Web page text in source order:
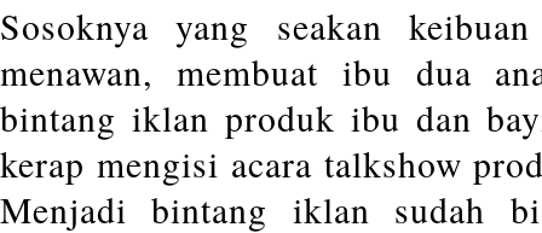
Sosoknya yang seakan
menawan, membuat ibu dua
bintang iklan produk ibu dan
kerap mengisi acara talkshow
Menjadi bintang iklan sudah